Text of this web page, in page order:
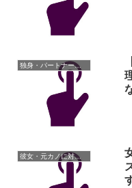
独身・パートナーがいない人の悩み
彼女・元カノに対しての悩み